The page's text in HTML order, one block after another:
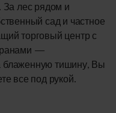
За лес рядом и
сад и частное
торговый центр с
—
блаженную тишину, Вы
все под рукой.